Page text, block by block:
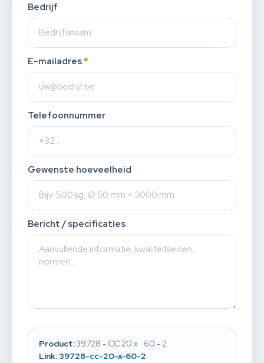
Bedrijf
E-mailadres *
Telefoonnummer
Gewenste hoeveelheid
Bericht / specificaties
Product:39728 - CC 20 x 60 - 2
Link: 39728-cc-20-x-60-2